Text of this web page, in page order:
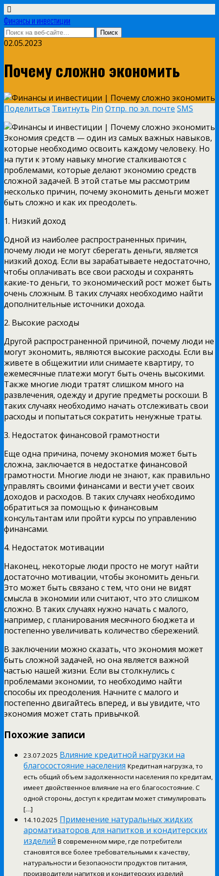
Финансы и инвестиции
02.05.2023
Почему сложно экономить
Поделиться Твитнуть Pin Отпр. по эл. почте SMS
Экономия средств — один из самых важных навыков,
которые необходимо освоить каждому человеку. Но
на пути к этому навыку многие сталкиваются с
проблемами, которые делают экономию средств
сложной задачей. В этой статье мы рассмотрим
несколько причин, почему экономить деньги может
быть сложно и как их преодолеть.
1. Низкий доход
Одной из наиболее распространенных причин,
почему люди не могут сберегать деньги, является
низкий доход. Если вы зарабатываете недостаточно,
чтобы оплачивать все свои расходы и сохранять
какие-то деньги, то экономический рост может быть
очень сложным. В таких случаях необходимо найти
дополнительные источники дохода.
2. Высокие расходы
Другой распространенной причиной, почему люди не
могут экономить, являются высокие расходы. Если вы
живете в общежитии или снимаете квартиру, то
ежемесячные платежи могут быть очень высокими.
Также многие люди тратят слишком много на
развлечения, одежду и другие предметы роскоши. В
таких случаях необходимо начать отслеживать свои
расходы и попытаться сократить ненужные траты.
3. Недостаток финансовой грамотности
Еще одна причина, почему экономия может быть
сложна, заключается в недостатке финансовой
грамотности. Многие люди не знают, как правильно
управлять своими финансами и вести учет своих
доходов и расходов. В таких случаях необходимо
обратиться за помощью к финансовым
консультантам или пройти курсы по управлению
финансами.
4. Недостаток мотивации
Наконец, некоторые люди просто не могут найти
достаточно мотивации, чтобы экономить деньги.
Это может быть связано с тем, что они не видят
смысла в экономии или считают, что это слишком
сложно. В таких случаях нужно начать с малого,
например, с планирования месячного бюджета и
постепенно увеличивать количество сбережений.
В заключении можно сказать, что экономия может
быть сложной задачей, но она является важной
частью нашей жизни. Если вы столкнулись с
проблемами экономии, то необходимо найти
способы их преодоления. Начните с малого и
постепенно двигайтесь вперед, и вы увидите, что
экономия может стать привычкой.
Похожие записи
23.07.2025 Влияние кредитной нагрузки на
благосостояние населения Кредитная нагрузка, то
есть общий объем задолженности населения по кредитам,
имеет двойственное влияние на его благосостояние. С
одной стороны, доступ к кредитам может стимулировать
[…]
14.10.2025 Применение натуральных жидких
ароматизаторов для напитков и кондитерских
изделий В современном мире, где потребители
становятся все более требовательными к качеству,
натуральности и безопасности продуктов питания,
производители напитков и кондитерских изделий